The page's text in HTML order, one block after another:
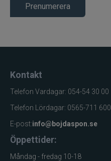
Kero
Kinetic
Loon
Prenumerera
Kontakt
Telefon Vardagar: 054-54 30 00
Telefon Lördagar: 0565-711 600
E-post:info@bojdaspon.se
Öppettider:
Måndag - fredag 10-18